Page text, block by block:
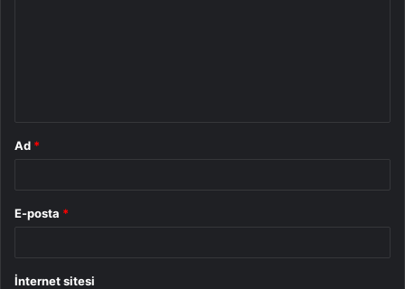
Ad *
E-posta *
İnternet sitesi